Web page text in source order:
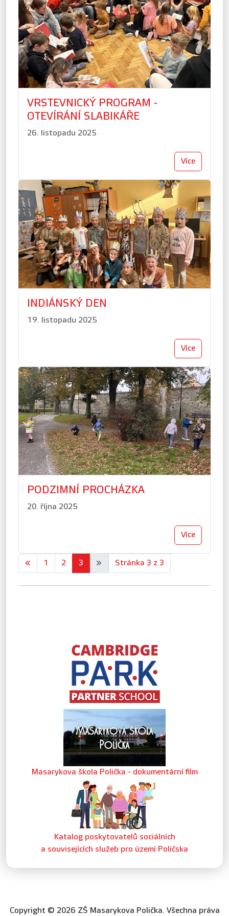
VRSTEVNICKÝ PROGRAM -
OTEVÍRÁNÍ SLABIKÁŘE
26. listopadu 2025
Více
INDIÁNSKÝ DEN
19. listopadu 2025
Více
PODZIMNÍ PROCHÁZKA
20. října 2025
Více
« 1 2 3 » Stránka 3 z 3
Masarykova škola Polička - dokumentární film
Katalog poskytovatelů sociálních
a souvisejících služeb pro území Poličska
Copyright © 2026 ZŠ Masarykova Polička. Všechna práva